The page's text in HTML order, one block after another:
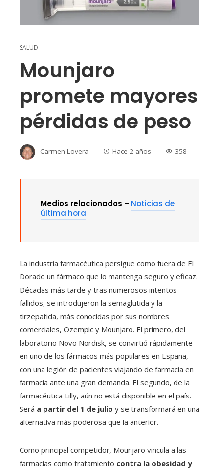
SALUD
Mounjaro
promete mayores
pérdidas de peso
Carmen Lovera Hace 2 años 358
Medios relacionados – Noticias de
última hora
La industria farmacéutica persigue como fuera de El
Dorado un fármaco que lo mantenga seguro y eficaz.
Décadas más tarde y tras numerosos intentos
fallidos, se introdujeron la semaglutida y la
tirzepatida, más conocidas por sus nombres
comerciales, Ozempic y Mounjaro. El primero, del
laboratorio Novo Nordisk, se convirtió rápidamente
en uno de los fármacos más populares en España,
con una legión de pacientes viajando de farmacia en
farmacia ante una gran demanda. El segundo, de la
farmacéutica Lilly, aún no está disponible en el país.
Será a partir del 1 de julio y se transformará en una
alternativa más poderosa que la anterior.
Como principal competidor, Mounjaro vincula a las
farmacias como tratamiento contra la obesidad y